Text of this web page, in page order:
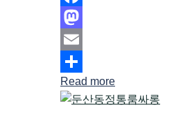
Facebook
Mastodon
Email
Share
Read more